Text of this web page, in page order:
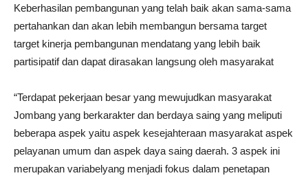
Keberhasilan pembangunan yang telah baik akan sama-sama
pertahankan dan akan lebih membangun bersama target
target kinerja pembangunan mendatang yang lebih baik
partisipatif dan dapat dirasakan langsung oleh masyarakat
“Terdapat pekerjaan besar yang mewujudkan masyarakat
Jombang yang berkarakter dan berdaya saing yang meliputi
beberapa aspek yaitu aspek kesejahteraan masyarakat aspek
pelayanan umum dan aspek daya saing daerah. 3 aspek ini
merupakan variabelyang menjadi fokus dalam penetapan